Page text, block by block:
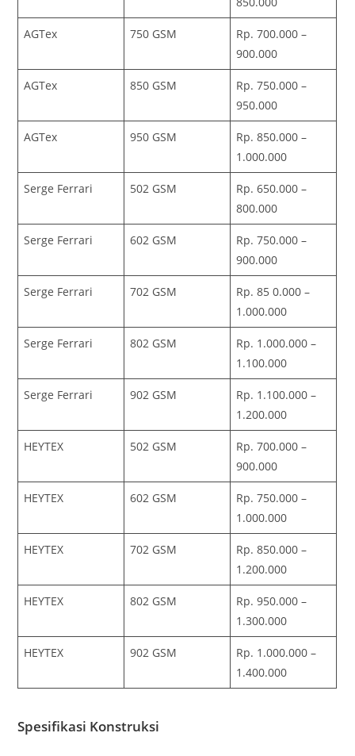
AGTex 750 GSM
Rp. 700.000 –
900.000
AGTex 850 GSM
Rp. 750.000 –
950.000
AGTex 950 GSM
Rp. 850.000 –
1.000.000
Serge Ferrari 502 GSM
Rp. 650.000 –
800.000
Serge Ferrari 602 GSM
Rp. 750.000 –
900.000
Serge Ferrari 702 GSM
Rp. 85 0.000 –
1.000.000
Serge Ferrari 802 GSM
Rp. 1.000.000 –
1.100.000
Serge Ferrari 902 GSM
Rp. 1.100.000 –
1.200.000
HEYTEX 502 GSM
Rp. 700.000 –
900.000
HEYTEX 602 GSM
Rp. 750.000 –
1.000.000
HEYTEX 702 GSM
Rp. 850.000 –
1.200.000
HEYTEX 802 GSM
Rp. 950.000 –
1.300.000
HEYTEX 902 GSM
Rp. 1.000.000 –
1.400.000
Spesifikasi Konstruksi